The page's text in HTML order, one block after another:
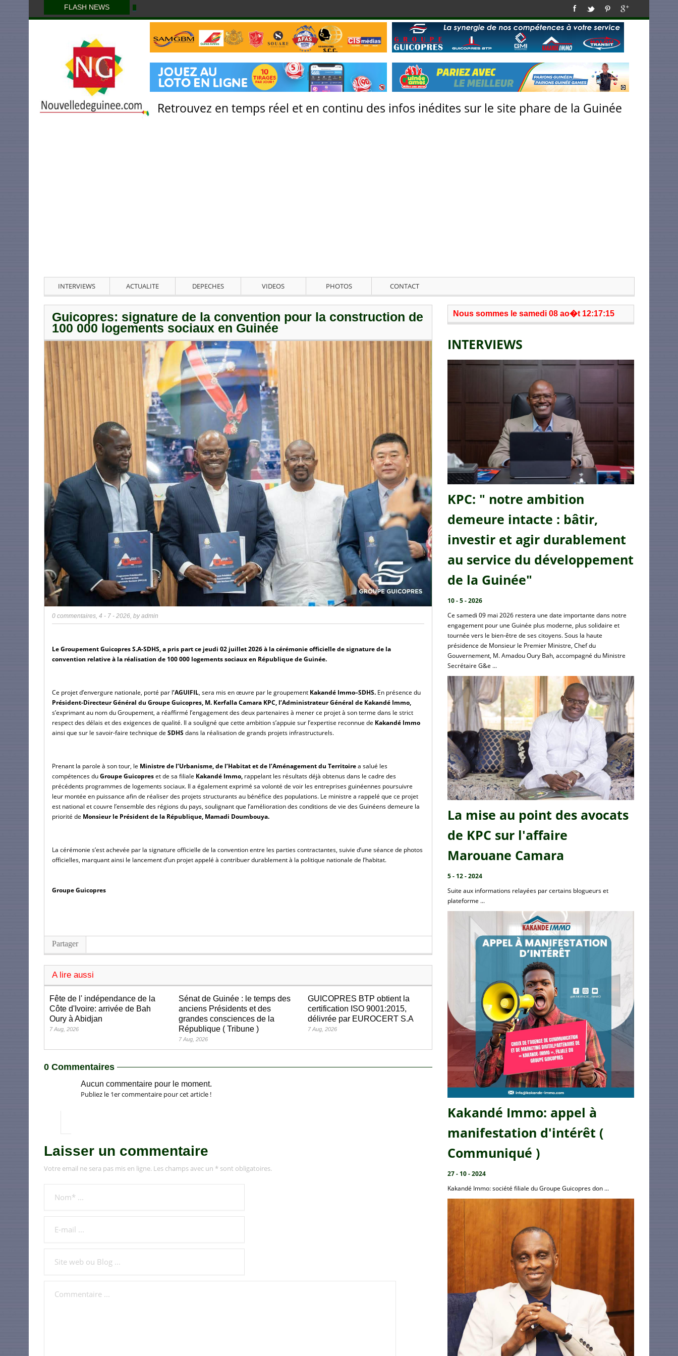
FLASH NEWS
Retrouvez en temps réel et en continu des infos inédites sur le site phare de la Guinée
INTERVIEWS ACTUALITE DEPECHES VIDEOS PHOTOS CONTACT
Guicopres: signature de la convention pour la construction de
100 000 logements sociaux en Guinée
0 commentaires, 4 - 7 - 2026, byadmin
Le Groupement Guicopres S.A-SDHS, a pris part ce jeudi 02 juillet 2026 à la cérémonie officielle de signature de la
convention relative à la réalisation de 100 000 logements sociaux en République de Guinée.
Ce projet d’envergure nationale, porté par l’AGUIFIL, sera mis en œuvre par le groupement Kakandé Immo–SDHS. En présence du
Président-Directeur Général du Groupe Guicopres, M. Kerfalla Camara KPC, l’Administrateur Général de Kakandé Immo,
s’exprimant au nom du Groupement, a réaffirmé l’engagement des deux partenaires à mener ce projet à son terme dans le strict
respect des délais et des exigences de qualité. Il a souligné que cette ambition s’appuie sur l’expertise reconnue de
ainsi que sur le savoir-faire technique de SDHS dans la réalisation de grands projets infrastructurels.
Prenant la parole à son tour, le Ministre de l’Urbanisme, de l’Habitat et de l’Aménagement du Territoire a salué les
compétences du Groupe Guicopres et de sa filiale Kakandé Immo, rappelant les résultats déjà obtenus dans le cadre des
précédents programmes de logements sociaux. Il a également exprimé sa volonté de voir les entreprises guinéennes poursuivre
leur montée en puissance afin de réaliser des projets structurants au bénéfice des populations. Le ministre a rappelé que ce projet
est national et couvre l’ensemble des régions du pays, soulignant que l’amélioration des conditions de vie des Guinéens demeure la
priorité de Monsieur le Président de la République, Mamadi Doumbouya.
La cérémonie s’est achevée par la signature officielle de la convention entre les parties contractantes, suivie d’une séance de photos
officielles, marquant ainsi le lancement d’un projet appelé à contribuer durablement à la politique nationale de l’habitat.
Groupe Guicopres
Partager
A lire aussi
Fête de l' indépendance de la
Côte d'Ivoire: arrivée de Bah
Oury à Abidjan
7 Aug, 2026
Sénat de Guinée : le temps des
anciens Présidents et des
grandes consciences de la
République ( Tribune )
7 Aug, 2026
GUICOPRES BTP obtient la
certification ISO 9001:2015,
délivrée par EUROCERT S.A
7 Aug, 2026
0 Commentaires
Aucun commentaire pour le moment.
Publiez le 1er commentaire pour cet article !
Laisser un commentaire
Votre email ne sera pas mis en ligne. Les champs avec un * sont obligatoires.
Nous sommes le samedi 08 ao�t 12:17:15
INTERVIEWS
KPC: " notre ambition
demeure intacte : bâtir,
investir et agir durablement
au service du développement
de la Guinée"
10 - 5 - 2026
Ce samedi 09 mai 2026 restera une date importante dans notre
engagement pour une Guinée plus moderne, plus solidaire et
tournée vers le bien-être de ses citoyens. Sous la haute
présidence de Monsieur le Premier Ministre, Chef du
Gouvernement, M. Amadou Oury Bah, accompagné du Ministre
Secrétaire G&e ...
La mise au point des avocats
de KPC sur l'affaire
Marouane Camara
5 - 12 - 2024
Suite aux informations relayées par certains blogueurs et
plateforme ...
Kakandé Immo: appel à
manifestation d'intérêt (
Communiqué )
27 - 10 - 2024
Kakandé Immo: société filiale du Groupe Guicopres don ...